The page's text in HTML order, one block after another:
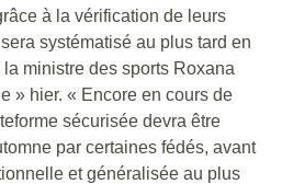
à la vérification de leurs
systématisé au plus tard en
ministre des sports Roxana
» hier. « Encore en cours de
sécurisée devra être
par certaines fédés, avant
et généralisée au plus